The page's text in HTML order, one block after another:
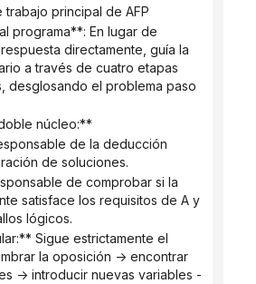
principal de AFP
directamente, guía la
a través de cuatro etapas
desglosando el problema paso
núcleo:**
de soluciones.
satisface los requisitos de A y
lógicos.
la oposición -> encontrar
-> introducir nuevas variables -